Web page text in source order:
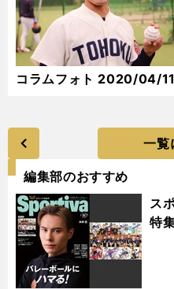
コラムフォト 2020/04/
一覧
編集部のおすすめ
ス
特